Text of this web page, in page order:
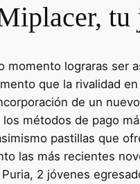
tu
momento lograras
que la rivalidad
de un
métodos de pago
pastillas que
las más recientes
2 jóvenes